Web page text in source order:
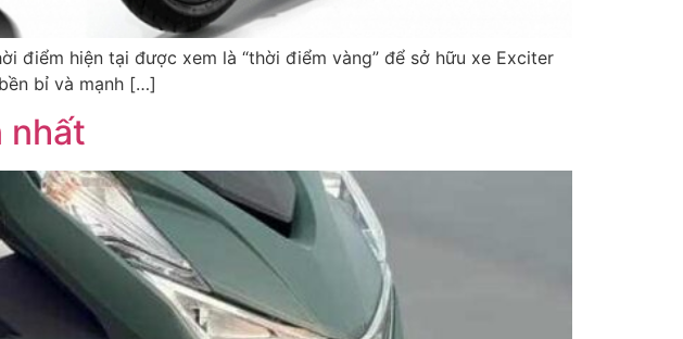
điểm hiện tại được xem là “thời điểm vàng” để sở hữu xe Exciter
bỉ và mạnh […]
nhất